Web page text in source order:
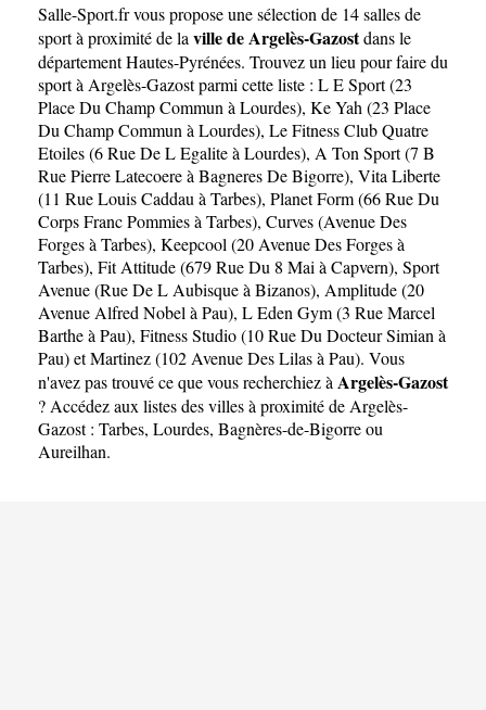
Salle-Sport.frvous propose une sélection de 14 salles de
sport à proximité de la ville de Argelès-Gazostdans le
départementHautes-Pyrénées. Trouvez un lieu pour faire du
sport à Argelès-Gazost parmi cette liste : L E Sport (23
Place Du Champ Commun à Lourdes), Ke Yah (23 Place
Du Champ Commun à Lourdes), Le Fitness Club Quatre
Etoiles (6 Rue De L Egalite à Lourdes), A Ton Sport (7 B
Rue Pierre Latecoere à Bagneres De Bigorre), Vita Liberte
(11 Rue Louis Caddau à Tarbes), Planet Form (66 Rue Du
Corps Franc Pommies à Tarbes), Curves (Avenue Des
Forges à Tarbes), Keepcool (20 Avenue Des Forges à
Tarbes), Fit Attitude (679 Rue Du 8 Mai à Capvern), Sport
Avenue (Rue De L Aubisque à Bizanos), Amplitude (20
Avenue Alfred Nobel à Pau), L Eden Gym (3 Rue Marcel
Barthe à Pau), Fitness Studio (10 Rue Du Docteur Simian à
Pau)etMartinez (102 Avenue Des Lilas à Pau). Vous
n'avez pas trouvé ce que vous recherchiez à Argelès-Gazost
? Accédez aux listes des villes à proximité de Argelès-
Gazost : Tarbes, Lourdes, Bagnères-de-Bigorreou
Aureilhan.